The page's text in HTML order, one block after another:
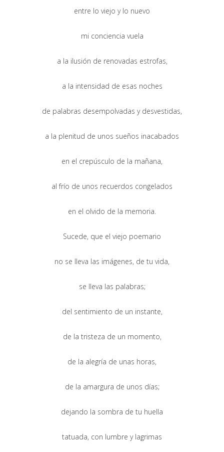
entre lo viejo y lo nuevo
mi conciencia vuela
a la ilusión de renovadas estrofas,
a la intensidad de esas noches
de palabras desempolvadas y desvestidas,
a la plenitud de unos sueños inacabados
en el crepúsculo de la mañana,
al frío de unos recuerdos congelados
en el olvido de la memoria.
Sucede, que el viejo poemario
no se lleva las imágenes, de tu vida,
se lleva las palabras;
del sentimiento de un instante,
de la tristeza de un momento,
de la alegría de unas horas,
de la amargura de unos días;
dejando la sombra de tu huella
tatuada, con lumbre y lagrimas